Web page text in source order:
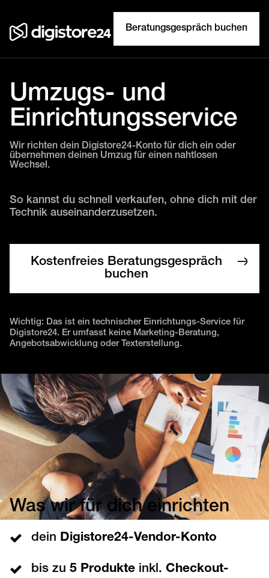
Beratungsgespräch buchen
Umzugs- und
Einrichtungsservice
Wir richten dein Digistore24-Konto für dich ein oder
übernehmen deinen Umzug für einen nahtlosen
Wechsel.
So kannst du schnell verkaufen, ohne dich mit der
Technik auseinanderzusetzen.
Kostenfreies Beratungsgespräch
buchen
Wichtig: Das ist ein technischer Einrichtungs-Service für
Digistore24. Er umfasst keine Marketing-Beratung,
Angebotsabwicklung oder Texterstellung.
Was wir für dich einrichten
dein Digistore24-Vendor-Konto
bis zu 5 Produkte inkl. Checkout-